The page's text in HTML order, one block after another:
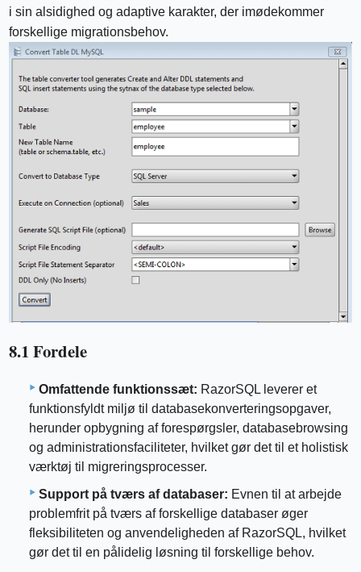
i sin alsidighed og adaptive karakter, der imødekommer
forskellige migrationsbehov.
8.1 Fordele
Omfattende funktionssæt: RazorSQL leverer et
funktionsfyldt miljø til databasekonverteringsopgaver,
herunder opbygning af forespørgsler, databasebrowsing
og administrationsfaciliteter, hvilket gør det til et holistisk
værktøj til migreringsprocesser.
Support på tværs af databaser: Evnen til at arbejde
problemfrit på tværs af forskellige databaser øger
fleksibiliteten og anvendeligheden af ​​RazorSQL, hvilket
gør det til en pålidelig løsning til forskellige behov.